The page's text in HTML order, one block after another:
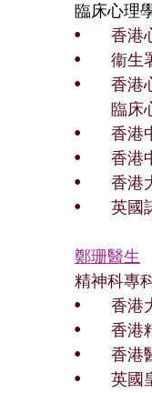
臨床心理
•	香
•	衞
•	香
臨
•	香
•	香
•	香
•	英
鄭珊醫生
精神科專
•	香
•	香
•	香
•	英